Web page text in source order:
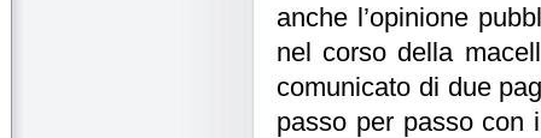
anche l’opinione
nel corso della
comunicato di due
passo per passo con